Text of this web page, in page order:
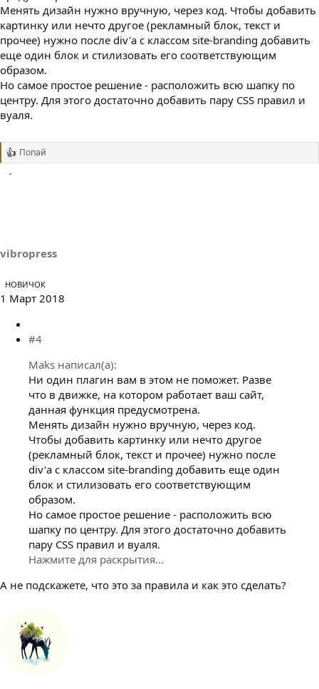
Менять дизайн нужно вручную, через код. Чтобы добавить
картинку или нечто другое (рекламный блок, текст и
прочее) нужно после div'а с классом site-branding добавить
еще один блок и стилизовать его соответствующим
образом.
Но самое простое решение - расположить всю шапку по
центру. Для этого достаточно добавить пару CSS правил и
вуаля.
Р
Попай
vibropress
НОВИЧОК
1 Март 2018
#4
Maks написал(а):
Ни один плагин вам в этом не поможет. Разве
что в движке, на котором работает ваш сайт,
данная функция предусмотрена.
Менять дизайн нужно вручную, через код.
Чтобы добавить картинку или нечто другое
(рекламный блок, текст и прочее) нужно после
div'а с классом site-branding добавить еще один
блок и стилизовать его соответствующим
образом.
Но самое простое решение - расположить всю
шапку по центру. Для этого достаточно добавить
пару CSS правил и вуаля.
Нажмите для раскрытия...
А не подскажете, что это за правила и как это сделать?